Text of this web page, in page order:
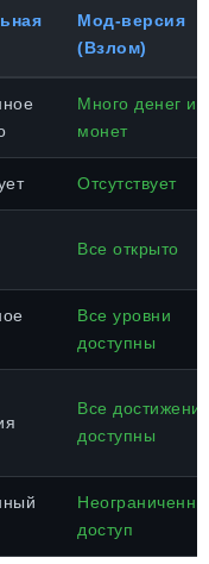
Мод-версия
(Взлом)
Много денег и
монет
Отсутствует
Все открыто
Все уровни
доступны
Все
доступны
доступ